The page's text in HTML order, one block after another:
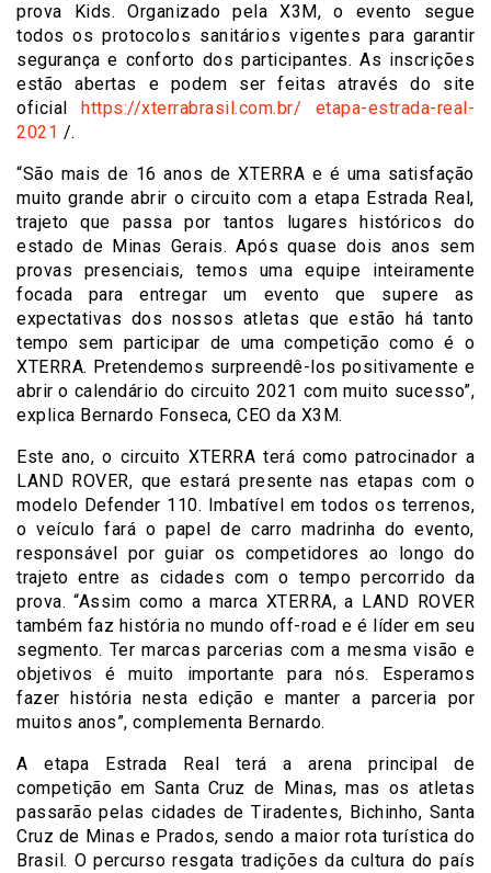
prova Kids. Organizado pela X3M, o evento segue
todos os protocolos sanitários vigentes para garantir
segurança e conforto dos participantes. As inscrições
estão abertas e podem ser feitas através do site
oficial https://xterrabrasil.com.br/
etapa-estrada-real-
2021 /.
“São mais de 16 anos de XTERRA e é uma satisfação
muito grande abrir o circuito com a etapa Estrada Real,
trajeto que passa por tantos lugares históricos do
estado de Minas Gerais. Após quase dois anos sem
provas presenciais, temos uma equipe inteiramente
focada para entregar um evento que supere as
expectativas dos nossos atletas que estão há tanto
tempo sem participar de uma competição como é o
XTERRA. Pretendemos surpreendê-los positivamente e
abrir o calendário do circuito 2021 com muito sucesso”,
explica Bernardo Fonseca, CEO da X3M.
Este ano, o circuito XTERRA terá como patrocinador a
LAND ROVER, que estará presente nas etapas com o
modelo Defender 110. Imbatível em todos os terrenos,
o veículo fará o papel de carro madrinha do evento,
responsável por guiar os competidores ao longo do
trajeto entre as cidades com o tempo percorrido da
prova. “Assim como a marca XTERRA, a LAND ROVER
também faz história no mundo off-road e é líder em seu
segmento. Ter marcas parcerias com a mesma visão e
objetivos é muito importante para nós. Esperamos
fazer história nesta edição e manter a parceria por
muitos anos”, complementa Bernardo.
A etapa Estrada Real terá a arena principal de
competição em Santa Cruz de Minas, mas os atletas
passarão pelas cidades de Tiradentes, Bichinho, Santa
Cruz de Minas e Prados, sendo a maior rota turística do
Brasil. O percurso resgata tradições da cultura do país